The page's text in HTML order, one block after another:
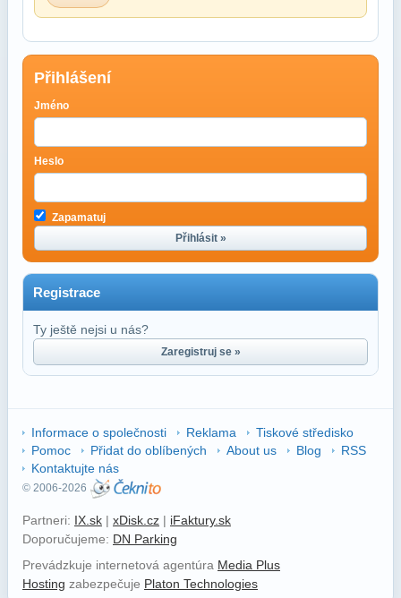
Přihlášení
Jméno
Heslo
Zapamatuj
Přihlásit »
Registrace
Ty ještě nejsi u nás?
Zaregistruj se »
Informace o společnosti Reklama
Tiskové středisko
Pomoc
Přidat do oblíbených About us Blog
RSS
Kontaktujte nás
© 2006-2026
Partneri: IX.sk | xDisk.cz | iFaktury.sk
Doporučujeme: DN Parking
Prevádzkuje internetová agentúra Media Plus
Hosting zabezpečuje Platon Technologies